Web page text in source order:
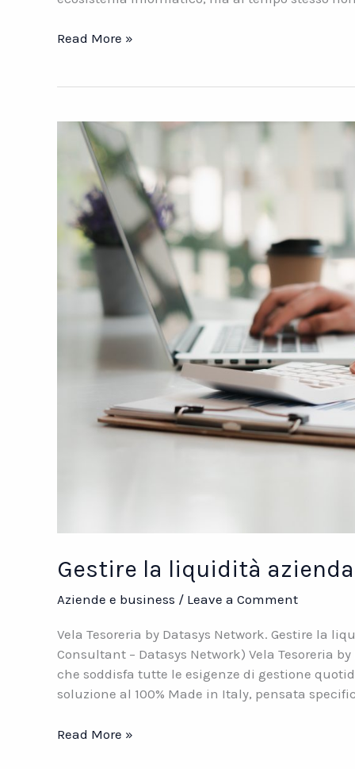
Evolvere
ambiente
Read More »
Gestire la liquidità
Aziende e business / Leave a Comment
Vela Tesoreria by Datasys Network. Gestire la
Consultant – Datasys Network) Vela Tesoreria
che soddisfa tutte le esigenze di gestione
soluzione al 100% Made in Italy, pensata
Gestire
Read More »